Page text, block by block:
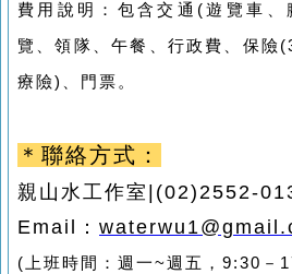
費用說明：包含交通 (遊覽車、
覽、領隊、午餐、行政費、保險
療險) 、門票。
＊聯絡方式：
親山水工作室 |(02)2552-
Email
：
( 上班時間：週一~週五， 9:30 －